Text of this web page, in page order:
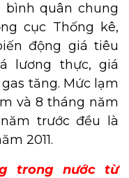
bình quân chung
cục Thống kê,
động giá tiêu
lương thực, giá
tăng. Mức lạm
và 8 tháng năm
trước đều là
2011.
trong nước từ